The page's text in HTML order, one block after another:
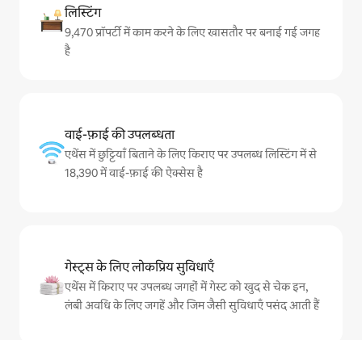
लिस्टिंग
9,470 प्रॉपर्टी में काम करने के लिए खासतौर पर बनाई गई जगह
है
वाई-फ़ाई की उपलब्धता
एथेंस में छुट्टियाँ बिताने के लिए किराए पर उपलब्ध लिस्टिंग में से
18,390 में वाई-फ़ाई की ऐक्सेस है
गेस्ट्स के लिए लोकप्रिय सुविधाएँ
एथेंस में किराए पर उपलब्ध जगहों में गेस्ट को खुद से चेक इन,
लंबी अवधि के लिए जगहें और जिम जैसी सुविधाएँ पसंद आती हैं